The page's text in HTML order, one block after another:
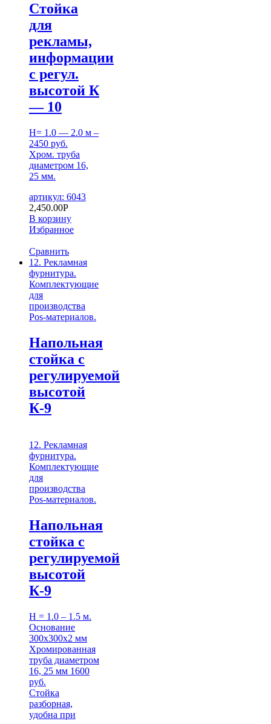
Стойка
для
рекламы,
информации
с регул.
высотой К
— 10
H= 1.0 — 2.0 м –
2450 руб.
Хром. труба
диаметром 16,
25 мм.
артикул: 6043
2,450.00Р
В корзину
Избранное
Сравнить
12. Рекламная
фурнитура.
Комплектующие
для
производства
Pos-материалов.
Напольная
стойка с
регулируемой
высотой
К-9
12. Рекламная
фурнитура.
Комплектующие
для
производства
Pos-материалов.
Напольная
стойка с
регулируемой
высотой
К-9
H = 1.0 – 1.5 м.
Основание
300х300х2 мм
Хромированная
труба диаметром
16, 25 мм 1600
руб.
Стойка
разборная,
удобна при